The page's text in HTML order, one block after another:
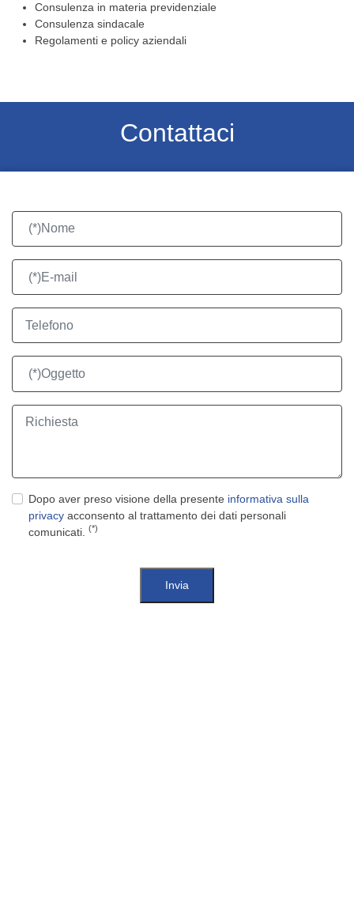
Consulenza in materia previdenziale
Consulenza sindacale
Regolamenti e policy aziendali
Contattaci
Dopo aver preso visione della presente informativa sulla
privacy acconsento al trattamento dei dati personali
comunicati.
(*)
Invia